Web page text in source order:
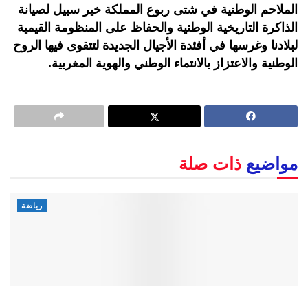
الملاحم الوطنية في شتى ربوع المملكة خير سبيل لصيانة
الذاكرة التاريخية الوطنية والحفاظ على المنظومة القيمية
لبلادنا وغرسها في أفئدة الأجيال الجديدة لتتقوى فيها الروح
الوطنية والاعتزاز بالانتماء الوطني والهوية المغربية.
مواضيع ذات صلة
رياضة